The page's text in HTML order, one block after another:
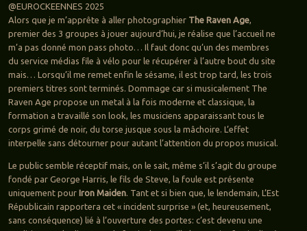
@EUROCKEENNES 2025
Alors que je m’apprête à aller photographier The Raven Age,
premier des 3 groupes à jouer aujourd’hui, je réalise que l’accueil ne
m’a pas donné mon pass photo… Il faut donc qu’un des membres
du service médias file à vélo pour le récupérer à l’autre bout du site
mais… Lorsqu’il me remet enfin le sésame, il est trop tard, les trois
premiers titres sont terminés. Dommage car si musicalement The
Raven Age propose un metal à la fois moderne et classique, la
formation a travaillé son look, les musiciens apparaissant tous le
corps grimé de noir, du torse jusque sous la mâchoire. L’effet
interpelle sans détourner pour autant l’attention du propos musical.
Le public semble réceptif mais, on le sait, même s’il s’agit du groupe
fondé par George Harris, le fils de Steve, la foule est présente
uniquement pour Iron Maiden. Tant et si bien que, le lendemain, L’Est
Républicain rapportera cet « incident surprise » (et, heureusement,
sans conséquence) lié à l’ouverture des portes: c’est devenu une